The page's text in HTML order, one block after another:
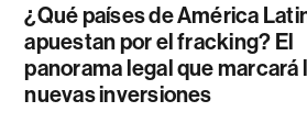
¿Qué países de América
apuestan por el fracking? El
panorama legal que marcará
nuevas inversiones